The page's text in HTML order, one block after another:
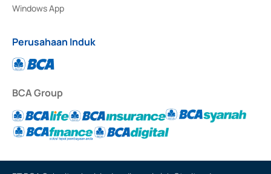
Windows App
Perusahaan Induk
BCA Group